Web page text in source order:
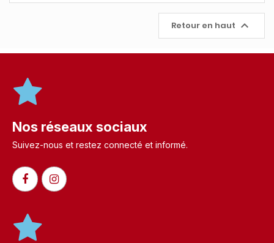
Retour en haut 
Nos réseaux sociaux
Suivez-nous et restez connecté et informé.​